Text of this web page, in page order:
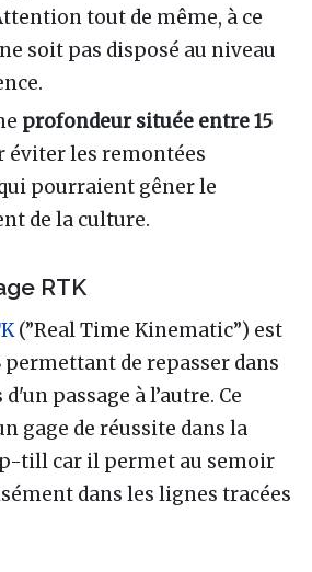
tout de même, à ce
soit pas disposé au niveau
profondeur située entre 15
éviter les remontées
pourraient gêner le
de la culture.
RTK
(”Real Time Kinematic”) est
permettant de repasser dans
passage à l’autre. Ce
gage de réussite dans la
till car il permet au semoir
dans les lignes tracées